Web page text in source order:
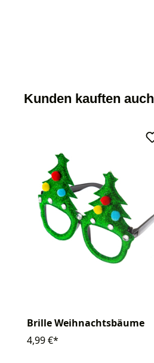
Kunden kauften auch
Brille Weihnachtsbäume
4,99 €*